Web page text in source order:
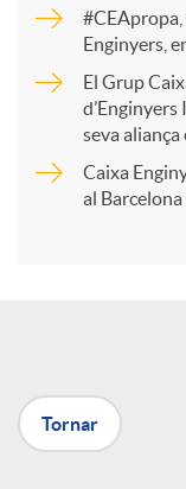
r
X
Enginyers,
El Grup
seva
Caixa
al
Tornar